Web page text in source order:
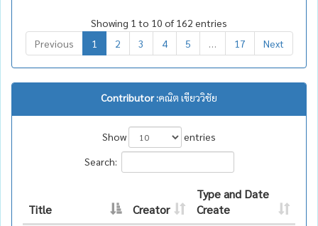
Showing 1 to 10 of 162 entries
Previous
1 2 3 4 5 17 Next
Contributor :คณิต เขียววิชัย
Show
entries
Search:
Title Creator
Type and Date
Create